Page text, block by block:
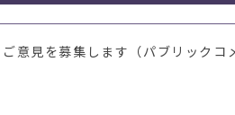
意見を募集します（パブリックコ